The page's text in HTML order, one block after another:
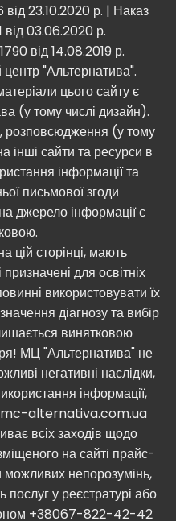
23.10.2020 р. | Наказ
03.06.2020 р.
від 14.08.2019 р.
"Альтернатива".
цього сайту є
(у тому числі дизайн).
розповсюдження (у тому
інші сайти та ресурси в
інформації та
письмової згоди
джерело інформації є
цій сторінці, мають
для освітніх
використовувати їх
діагнозу та вибір
винятковою
МЦ "Альтернатива" не
негативні наслідки,
інформації,
alternativa.com.ua
всіх заходів щодо
на сайті прайс-
можливих непорозумінь,
у реєстратурі або
+38067-822-42-42